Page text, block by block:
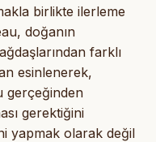
birlikte ilerleme
doğanın
farklı
esinlenerek,
gerçeğinden
gerektiğini
yapmak olarak değil